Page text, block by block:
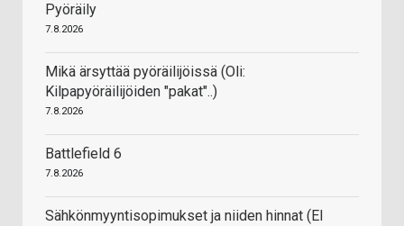
Pyöräily
7.8.2026
Mikä ärsyttää pyöräilijöissä (Oli:
Kilpapyöräilijöiden "pakat"..)
7.8.2026
Battlefield 6
7.8.2026
Sähkönmyyntisopimukset ja niiden hinnat (EI